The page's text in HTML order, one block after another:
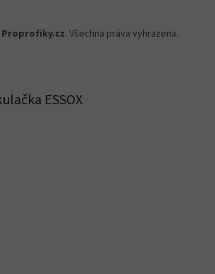
Proprofiky.cz. Všechna práva vyhrazena.
ESSOX